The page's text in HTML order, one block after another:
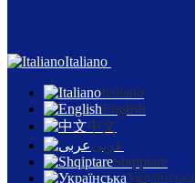
Italiano
Italiano
English
中文
عربى
Shqiptare
Українська